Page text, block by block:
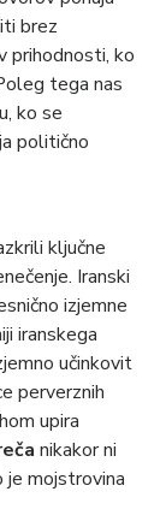
brez
prihodnosti, ko
tega nas
ko se
politično
ključne
Iranski
izjemne
iranskega
učinkovit
perverznih
upira
nikakor ni
je mojstrovina